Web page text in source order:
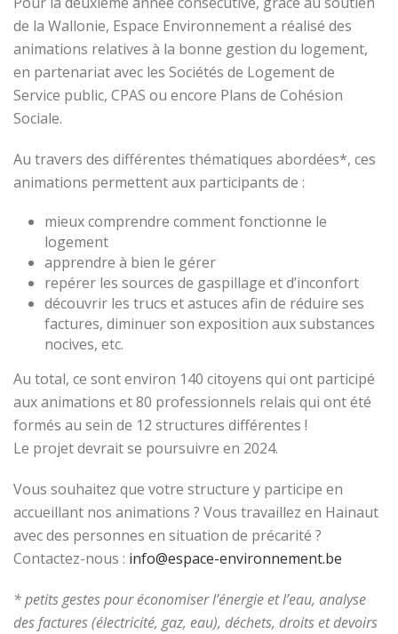
de la Wallonie, Espace Environnement a réalisé des
animations relatives à la bonne gestion du logement,
en partenariat avec les Sociétés de Logement de
Service public, CPAS ou encore Plans de Cohésion
Sociale.
Au travers des différentes thématiques abordées*, ces
animations permettent aux participants de :
mieux comprendre comment fonctionne le
logement
apprendre à bien le gérer
repérer les sources de gaspillage et d’inconfort
découvrir les trucs et astuces afin de réduire ses
factures, diminuer son exposition aux substances
nocives, etc.
Au total, ce sont environ 140 citoyens qui ont participé
aux animations et 80 professionnels relais qui ont été
formés au sein de 12 structures différentes !
Le projet devrait se poursuivre en 2024.
Vous souhaitez que votre structure y participe en
accueillant nos animations ? Vous travaillez en Hainaut
avec des personnes en situation de précarité ?
Contactez-nous : info@espace-environnement.be
* petits gestes pour économiser l’énergie et l’eau, analyse
des factures (électricité, gaz, eau), déchets, droits et devoirs